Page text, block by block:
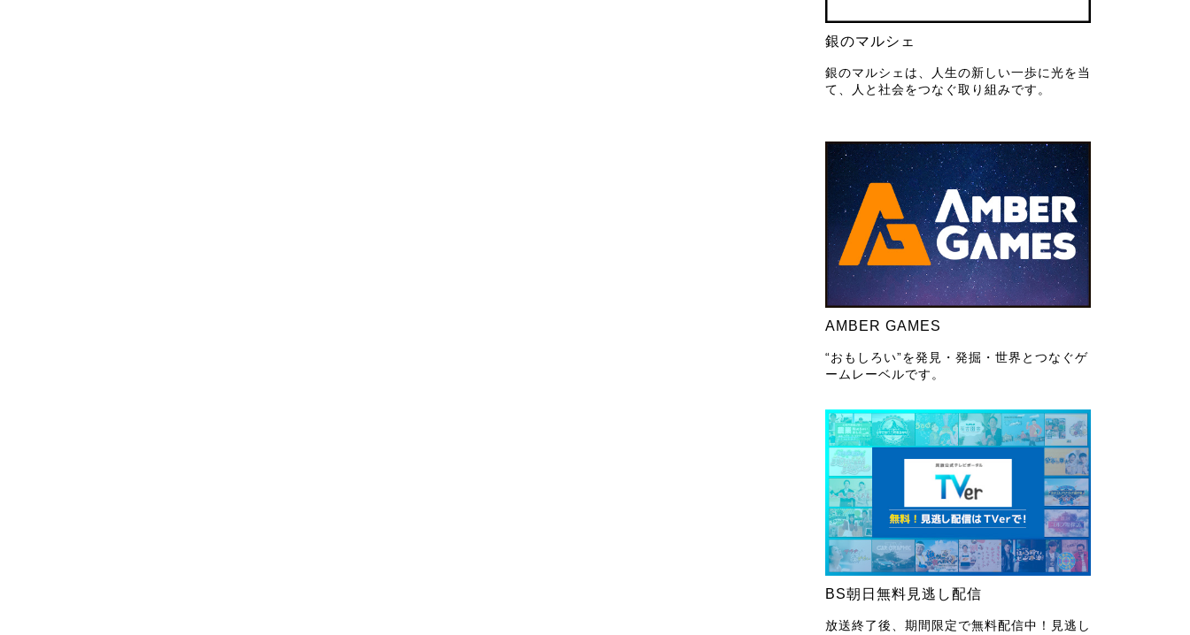
銀のマルシェ
銀のマルシェは、人生の新しい一歩に光を当
て、人と社会をつなぐ取り組みです。
AMBER GAMES
“おもしろい”を発見・発掘・世界とつなぐゲ
ームレーベルです。
BS朝日無料見逃し配信
放送終了後、期間限定で無料配信中！見逃し